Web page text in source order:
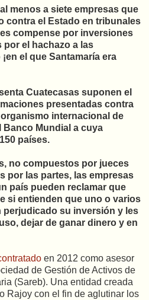
menos a siete empresas que
contra el Estado en tribunales
compense por inversiones
el hachazo a las
el que Santamaría era
Cuatecasas suponen el
presentadas contra
internacional de
Mundial a cuya
países.
no compuestos por jueces
por las partes, las empresas
país pueden reclamar que
si entienden que uno o varios
su inversión y les
dejar de ganar dinero y en
en 2012 como asesor
de Gestión de Activos de
(Sareb). Una entidad creada
Rajoy con el fin de aglutinar los